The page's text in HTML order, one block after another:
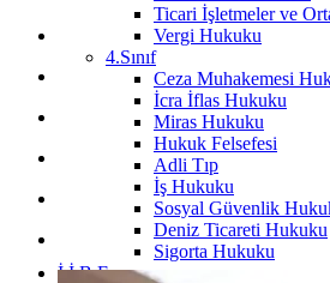
Ticari İşletmeler ve
Vergi Hukuku
4.Sınıf
Ceza Muhakemesi
İcra İflas Hukuku
Miras Hukuku
Hukuk Felsefesi
Adli Tıp
İş Hukuku
Sosyal Güvenlik
Deniz Ticareti Hukuku
Sigorta Hukuku
İ.İ.B.F